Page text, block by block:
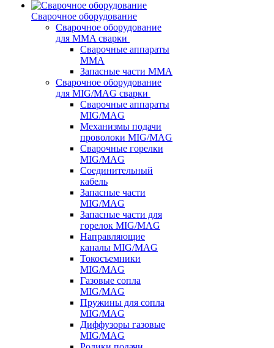
Сварочное оборудование
Сварочное оборудование
для MMA сварки
Сварочные аппараты
MMA
Запасные части MMA
Сварочное оборудование
для MIG/MAG сварки
Сварочные аппараты
MIG/MAG
Механизмы подачи
проволоки MIG/MAG
Сварочные горелки
MIG/MAG
Соединительный
кабель
Запасные части
MIG/MAG
Запасные части для
горелок MIG/MAG
Направляющие
каналы MIG/MAG
Токосъемники
MIG/MAG
Газовые сопла
MIG/MAG
Пружины для сопла
MIG/MAG
Диффузоры газовые
MIG/MAG